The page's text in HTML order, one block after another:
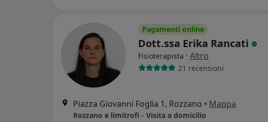
Pagamenti online
Dott.ssa Erika Rancati
Fisioterapista · Altro
21 recensioni
Piazza Giovanni Foglia 1, Rozzano • Mappa
Rozzano e limitrofi - Visita a domicilio